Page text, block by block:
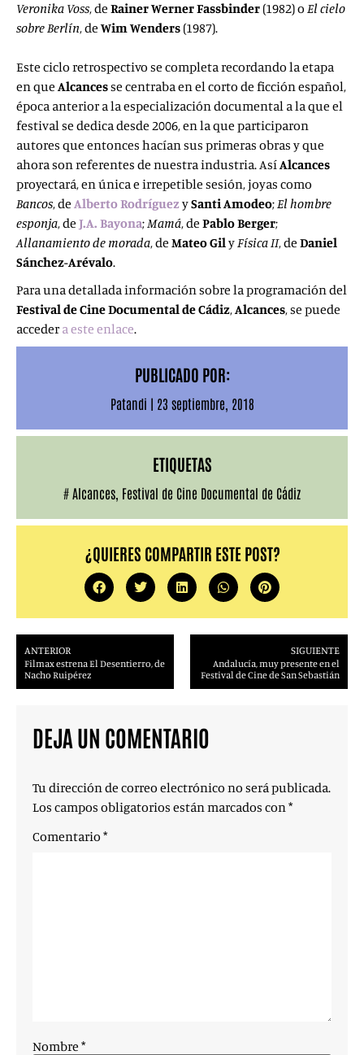
Veronika Voss, de Rainer Werner Fassbinder (1982) o El cielo
sobre Berlín, deWim Wenders (1987).
Este ciclo retrospectivo se completa recordando la etapa
en que Alcancesse centraba en el corto de ficción español,
época anterior a la especialización documental a la que el
festival se dedica desde 2006, en la que participaron
autores que entonces hacían sus primeras obras y que
ahora son referentes de nuestra industria. Así Alcances
proyectará, en única e irrepetible sesión, joyas como
Bancos, de Alberto Rodríguez ySanti Amodeo; El hombre
esponja, de J.A. Bayona; Mamá, de Pablo Berger;
Allanamiento de morada, de Mateo Gil y Física II, de Daniel
Sánchez-Arévalo.
Para una detallada información sobre la programación del
Festival de Cine Documental de Cádiz, Alcances, se puede
acceder a este enlace.
PUBLICADO POR:
Patandi | 23 septiembre, 2018
ETIQUETAS
# Alcances Festival de Cine Documental de Cádiz
¿QUIERES COMPARTIR ESTE POST?
ANTERIOR
Filmax estrena El Desentierro, de
Nacho Ruipérez
SIGUIENTE
Andalucía, muy presente en el
Festival de Cine de San Sebastián
DEJA UN COMENTARIO
Tu dirección de correo electrónico no será publicada.
Los campos obligatorios están marcados con *
Comentario *
Nombre *